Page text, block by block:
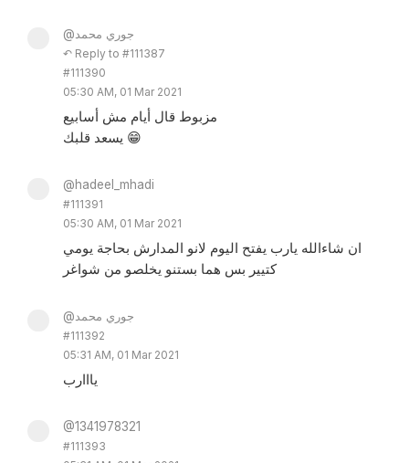
@جوري محمد
↶ Reply to #111387
#111390
05:30 AM, 01 Mar 2021
مزبوط قال أيام مش أسابيع
يسعد قلبك 😁
@hadeel_mhadi
#111391
05:30 AM, 01 Mar 2021
ان شاءالله يارب يفتح اليوم لانو المدارش بحاجة يومي
كتيير بس هما بستنو يخلصو من شواغر
@جوري محمد
#111392
05:31 AM, 01 Mar 2021
يااارب
@1341978321
#111393